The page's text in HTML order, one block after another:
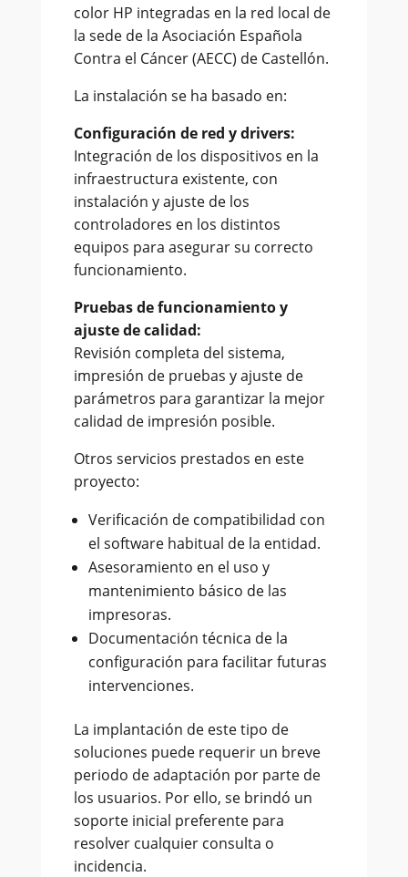
color HP integradas en la red local de
la sede de la Asociación Española
Contra el Cáncer (AECC) de Castellón.
La instalación se ha basado en:
Configuración de red y drivers:
Integración de los dispositivos en la
infraestructura existente, con
instalación y ajuste de los
controladores en los distintos
equipos para asegurar su correcto
funcionamiento.
Pruebas de funcionamiento y
ajuste de calidad:
Revisión completa del sistema,
impresión de pruebas y ajuste de
parámetros para garantizar la mejor
calidad de impresión posible.
Otros servicios prestados en este
proyecto:
Verificación de compatibilidad con
el software habitual de la entidad.
Asesoramiento en el uso y
mantenimiento básico de las
impresoras.
Documentación técnica de la
configuración para facilitar futuras
intervenciones.
La implantación de este tipo de
soluciones puede requerir un breve
periodo de adaptación por parte de
los usuarios. Por ello, se brindó un
soporte inicial preferente para
resolver cualquier consulta o
incidencia.